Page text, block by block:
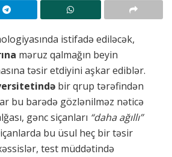
istifadə ediləcək,
məruz qalmağın beyin
təsir etdiyini aşkar ediblər.
bir qrup tərəfindən
bu barədə gözlənilməz nəticə
gənc siçanları “daha ağıllı”
bu üsul heç bir təsir
test müddətində